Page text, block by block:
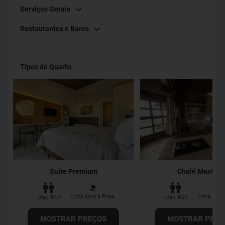
Serviços Gerais
Restaurantes e Bares
Tipos de Quarto
Suíte Premium
Max. PAX Vista para a Praia
MOSTRAR PREÇOS
Chalé Master I
Max. PAX Vista para
MOSTRAR